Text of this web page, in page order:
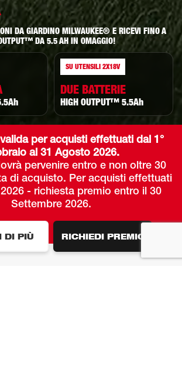
DA GIARDINO MILWAUKEE® E RICEVI FINO A
DA 5.5 AH IN OMAGGIO!
SU UTENSILI 2X18V
DUE BATTERIE
HIGH OUTPUT™ 5.5Ah
per acquisti effettuati dal 1°
al 31 Agosto 2026.
pervenire entro e non oltre 30
di acquisto. Per acquisti effettuati
- richiesta premio entro il 30
Settembre 2026.
DI PIÙ RICHIEDI PREMIO